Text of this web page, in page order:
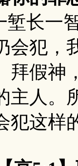
长一智
会犯，
拜假神
主人。
犯这样